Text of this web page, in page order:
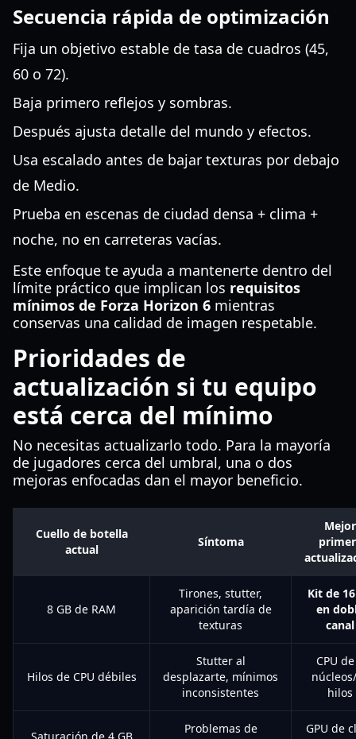
Secuencia rápida de optimización
Fija un objetivo estable de tasa de cuadros (45,
60 o 72).
Baja primero reflejos y sombras.
Después ajusta detalle del mundo y efectos.
Usa escalado antes de bajar texturas por debajo
de Medio.
Prueba en escenas de ciudad densa + clima +
noche, no en carreteras vacías.
Este enfoque te ayuda a mantenerte dentro del
límite práctico que implican los requisitos
mínimos de Forza Horizon 6 mientras
conservas una calidad de imagen respetable.
Prioridades de
actualización si tu equipo
está cerca del mínimo
No necesitas actualizarlo todo. Para la mayoría
de jugadores cerca del umbral, una o dos
mejoras enfocadas dan el mayor beneficio.
Cuello de botella
actual
Síntoma
Mejor
8 GB de RAM
Tirones, stutter,
aparición tardía de
texturas
Kit de
en
canal
Hilos de CPU débiles
Stutter al
desplazarte, mínimos
inconsistentes
CPU
hilos
Problemas de
GPU de